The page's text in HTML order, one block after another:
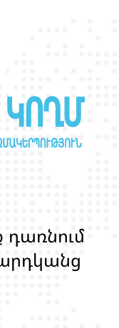
դառնոմ
րդկանց